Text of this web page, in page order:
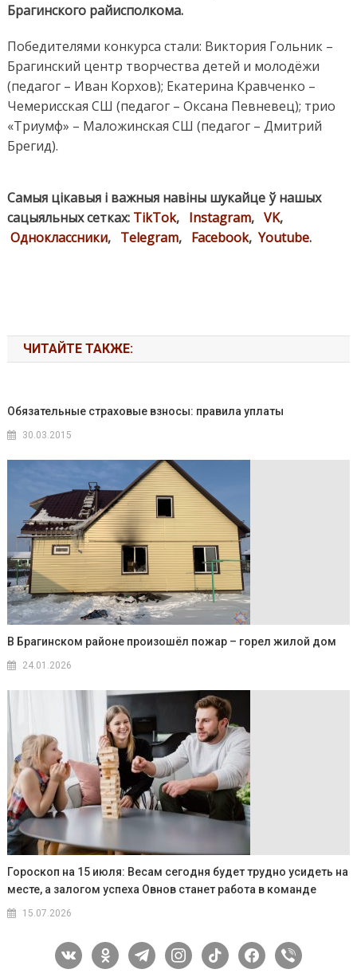
Брагинского райисполкома.
Победителями конкурса стали: Виктория Гольник –
Брагинский центр творчества детей и молодёжи
(педагог – Иван Корхов); Екатерина Кравченко –
Чемерисская СШ (педагог – Оксана Певневец); трио
«Триумф» – Маложинская СШ (педагог – Дмитрий
Брегид).
Самыя цікавыя і важныя навіны шукайце ў нашых
сацыяльных сетках: TikTok, Instagram, VK,
Одноклассники, Telegram, Facebook, Youtube.
ЧИТАЙТЕ ТАКЖЕ:
Обязательные страховые взносы: правила уплаты
30.03.2015
В Брагинском районе произошёл пожар – горел жилой дом
24.01.2026
Гороскоп на 15 июля: Весам сегодня будет трудно усидеть на
месте, а залогом успеха Овнов станет работа в команде
15.07.2026
vkontakteodnoklassniki
telegraminstagram
tiktok facebook
viber